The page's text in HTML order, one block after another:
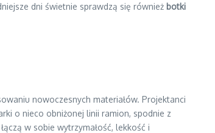
dni świetnie sprawdzą się również botki
nowoczesnych materiałów. Projektanci
o nieco obniżonej linii ramion, spodnie z
w sobie wytrzymałość, lekkość i